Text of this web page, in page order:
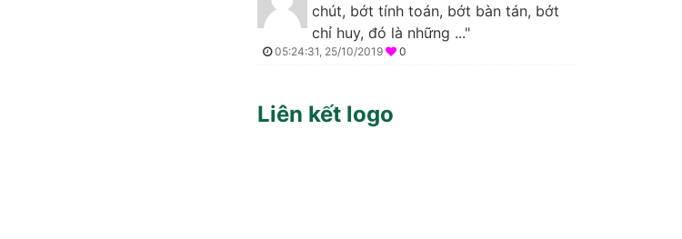
chút, bớt tính toán, bớt bàn tán, bớt
chỉ huy, đó là những ..."
05:24:31, 25/10/2019 0
Liên kết logo